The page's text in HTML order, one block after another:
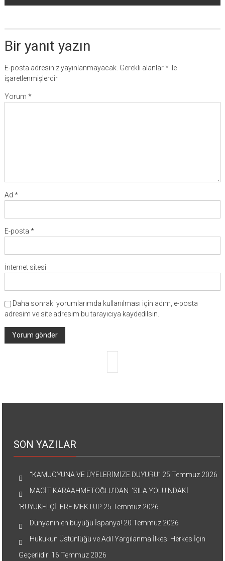
Bir yanıt yazın
E-posta adresiniz yayınlanmayacak. Gerekli alanlar*ile
işaretlenmişlerdir
Yorum *
Ad *
E-posta *
İnternet sitesi
Daha sonraki yorumlarımda kullanılması için adım, e-posta
adresim ve site adresim bu tarayıcıya kaydedilsin.
SON YAZILAR
“KAMUOYUNA VE ÜYELERİMİZE DUYURU” 25 Temmuz 2026
MACİT KARAAHMETOĞLU’DAN ‘SILA YOLU’NDAKİ
’BÜYÜKELÇİLERE MEKTUP 25 Temmuz 2026
Dünyanın en büyüğü İspanya! 20 Temmuz 2026
Hukukun Üstünlüğü ve Adil Yargılanma İlkesi Herkes İçin
Geçerlidir! 16 Temmuz 2026